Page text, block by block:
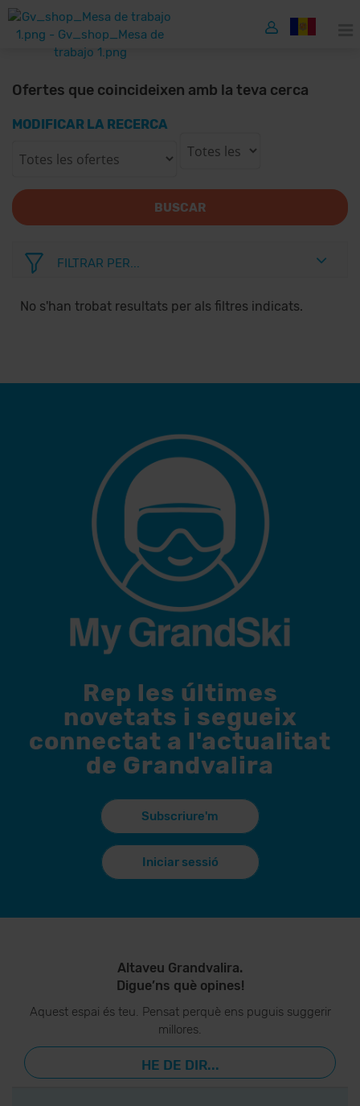
Ofertes que coincideixen amb la teva cerca
MODIFICAR LA RECERCA
BUSCAR
FILTRAR PER...
No s'han trobat resultats per als filtres indicats.
Rep les últimes
novetats i segueix
connectat a l'actualitat
de Grandvalira
Subscriure'm
Iniciar sessió
Altaveu Grandvalira.
Digue’ns què opines!
Aquest espai és teu. Pensat perquè ens puguis suggerir
millores.
HE DE DIR...